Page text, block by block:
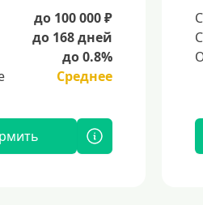
до 100 000 ₽
до 168 дней
до 0.8%
Среднее